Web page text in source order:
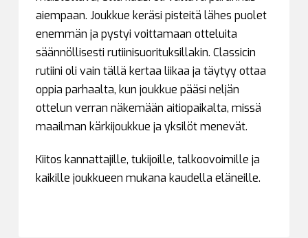
aiempaan. Joukkue keräsi pisteitä lähes puolet
enemmän ja pystyi voittamaan otteluita
säännöllisesti rutiinisuorituksillakin. Classicin
rutiini oli vain tällä kertaa liikaa ja täytyy ottaa
oppia parhaalta, kun joukkue pääsi neljän
ottelun verran näkemään aitiopaikalta, missä
maailman kärkijoukkue ja yksilöt menevät.
Kiitos kannattajille, tukijoille, talkoovoimille ja
kaikille joukkueen mukana kaudella eläneille.